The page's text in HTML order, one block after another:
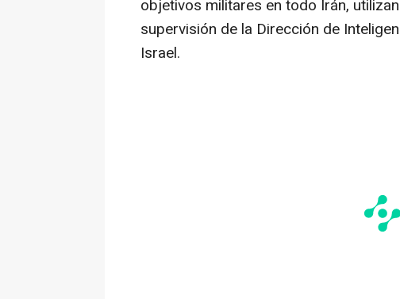
objetivos militares en todo Irán,
supervisión de la Dirección de
Israel.